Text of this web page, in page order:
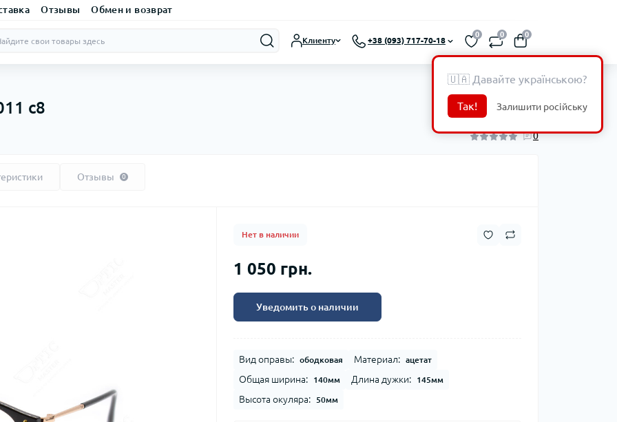
Отзывы Обмен и возврат
Клиенту +38 (093) 717-70-18
0 0 0
с8
0
Отзывы 0
Нет в наличии
1 050 грн.
Уведомить о наличии
Вид оправы: ободковая Материал: ацетат
Общая ширина: 140мм Длина дужки: 145мм
Высота окуляра: 50мм
🇺🇦 Давайте українською?
Так! Залишити російську